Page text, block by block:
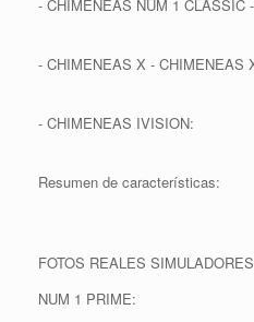
- CHIMENEAS NUM 1 CLASSIC
- CHIMENEAS X - CHIMENEAS
- CHIMENEAS IVISION:
Resumen de características:
FOTOS REALES
NUM 1 PRIME: